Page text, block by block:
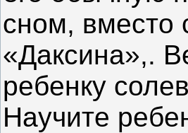
сном, вместо
«Даксина»,.
ребенку
Научите